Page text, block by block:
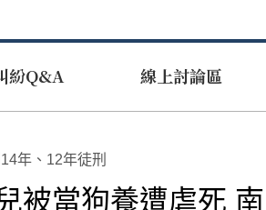
紛Q&A 線上討論區
年、12年徒刑
被當狗養遭虐死 南